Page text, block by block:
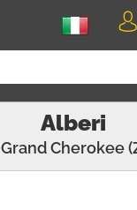
Alberi
Grand Cherokee